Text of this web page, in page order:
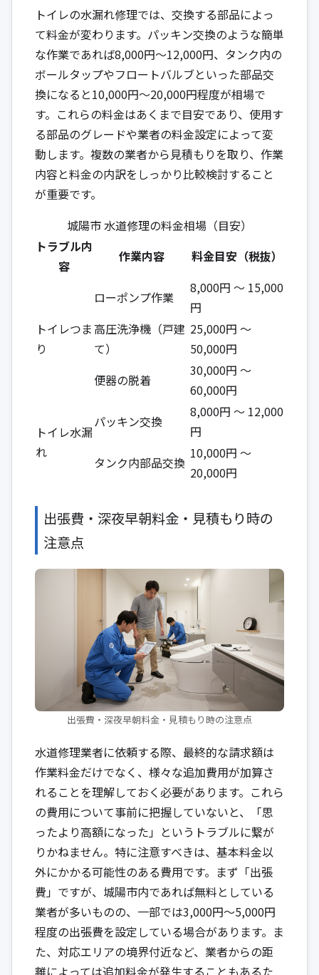
トイレの水漏れ修理では、交換する部品によっ
て料金が変わります。パッキン交換のような簡単
な作業であれば8,000円〜12,000円、タンク内の
ボールタップやフロートバルブといった部品交
換になると10,000円〜20,000円程度が相場で
す。これらの料金はあくまで目安であり、使用す
る部品のグレードや業者の料金設定によって変
動します。複数の業者から見積もりを取り、作業
内容と料金の内訳をしっかり比較検討すること
が重要です。
城陽市 水道修理の料金相場（目安）
トラブル内
容
作業内容 料金目安（税抜）
トイレつま
り
ローポンプ作業
8,000円 ～ 15,000
円
高圧洗浄機（戸建
て）
25,000円 ～
50,000円
便器の脱着
30,000円 ～
60,000円
トイレ水漏
れ
パッキン交換
8,000円 ～ 12,000
円
タンク内部品交換
10,000円 ～
20,000円
出張費・深夜早朝料金・見積もり時の
注意点
出張費・深夜早朝料金・見積もり時の注意点
水道修理業者に依頼する際、最終的な請求額は
作業料金だけでなく、様々な追加費用が加算さ
れることを理解しておく必要があります。これら
の費用について事前に把握していないと、「思
ったより高額になった」というトラブルに繋が
りかねません。特に注意すべきは、基本料金以
外にかかる可能性のある費用です。まず「出張
費」ですが、城陽市内であれば無料としている
業者が多いものの、一部では3,000円〜5,000円
程度の出張費を設定している場合があります。ま
た、対応エリアの境界付近など、業者からの距
離によっては追加料金が発生することもあるた